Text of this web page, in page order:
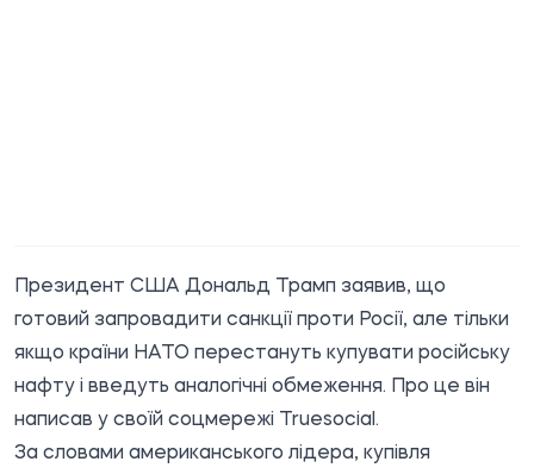
Президент США Дональд Трамп заявив, що
готовий запровадити санкції проти Росії, але тільки
якщо країни НАТО перестануть купувати російську
нафту і введуть аналогічні обмеження. Про це він
написав у своїй соцмережі
Truesocial .
За словами американського лідера, купівля